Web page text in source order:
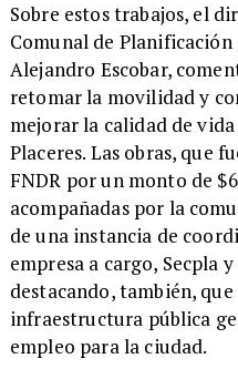
​Sobre estos trabajos, el
Comunal de
Alejandro Escobar,
retomar la movilidad y
mejorar la calidad de
Placeres. Las obras, que
FNDR por un monto de
acompañadas por la
de una instancia de
empresa a cargo, Secpla
destacando, también,
infraestructura pública
empleo para la ciudad.